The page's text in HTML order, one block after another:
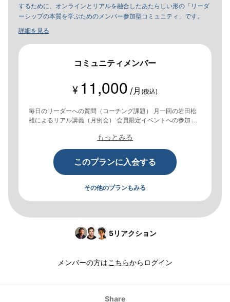
するために、オンラインとリアルを融合したあたらしい形の「リーダ
ーシップの本質を学ぶためのメンバー参加型コミュニティ」です。
詳細を見る
コミュニティメンバー
¥ 11,000 /月 (税込)
毎日のリーダーへの質問（コーチング課題） 月一回の岩田松
雄によるリアル講義（月例会） 会員限定イベントへの参加 オ
もっとみる
このプランに入会する
その他のプランもみる
5リアクション
メンバーの方はこちらからログイン
Share